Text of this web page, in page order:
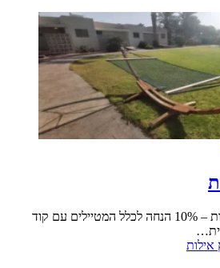
קוד קופון אירוח בקיבוץ אילות – 10% הנחה לכלל המטיילים עם קוד